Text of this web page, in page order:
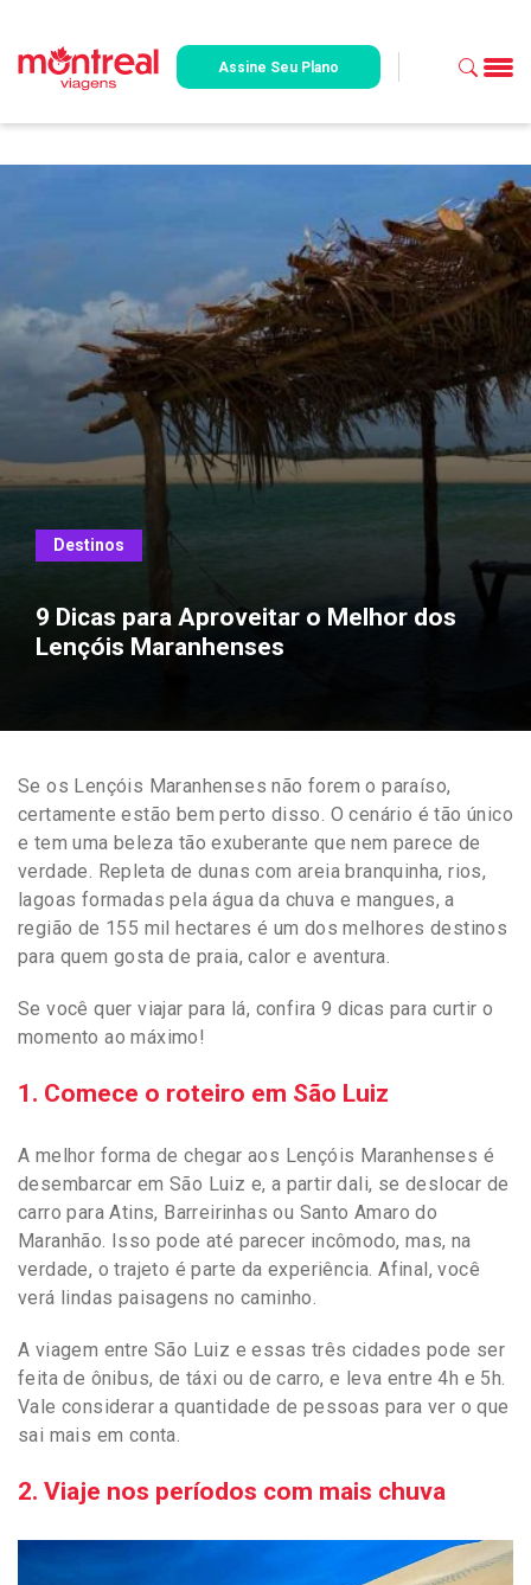
Assine Seu Plano
Destinos
9 Dicas para Aproveitar o Melhor dos
Lençóis Maranhenses
Se os Lençóis Maranhenses não forem o paraíso,
certamente estão bem perto disso. O cenário é tão único
e tem uma beleza tão exuberante que nem parece de
verdade. Repleta de dunas com areia branquinha, rios,
lagoas formadas pela água da chuva e mangues, a
região de 155 mil hectares é um dos melhores destinos
para quem gosta de praia, calor e aventura.
Se você quer viajar para lá, confira 9 dicas para curtir o
momento ao máximo!
1. Comece o roteiro em São Luiz
A melhor forma de chegar aos Lençóis Maranhenses é
desembarcar em São Luiz e, a partir dali, se deslocar de
carro para Atins, Barreirinhas ou Santo Amaro do
Maranhão. Isso pode até parecer incômodo, mas, na
verdade, o trajeto é parte da experiência. Afinal, você
verá lindas paisagens no caminho.
A viagem entre São Luiz e essas três cidades pode ser
feita de ônibus, de táxi ou de carro, e leva entre 4h e 5h.
Vale considerar a quantidade de pessoas para ver o que
sai mais em conta.
2. Viaje nos períodos com mais chuva